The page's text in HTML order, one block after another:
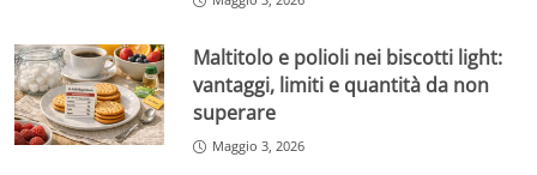
Maltitolo e polioli nei biscotti light:
vantaggi, limiti e quantità da non
superare
Maggio 3, 2026